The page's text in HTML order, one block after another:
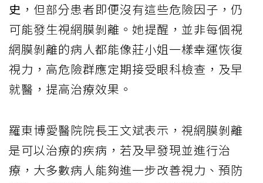
史 ，但部分患者即便沒有這些危險因子，仍
可能發生視網膜剝離。她提醒，並非每個視
網膜剝離的病人都能像莊小姐一樣幸運恢復
視力，高危險群應定期接受眼科檢查，及早
就醫，提高治療效果。
羅東博愛醫院院長王文斌表示，視網膜剝離
是可以治療的疾病，若及早發現並進行治
療，大多數病人能夠進一步改善視力、預防